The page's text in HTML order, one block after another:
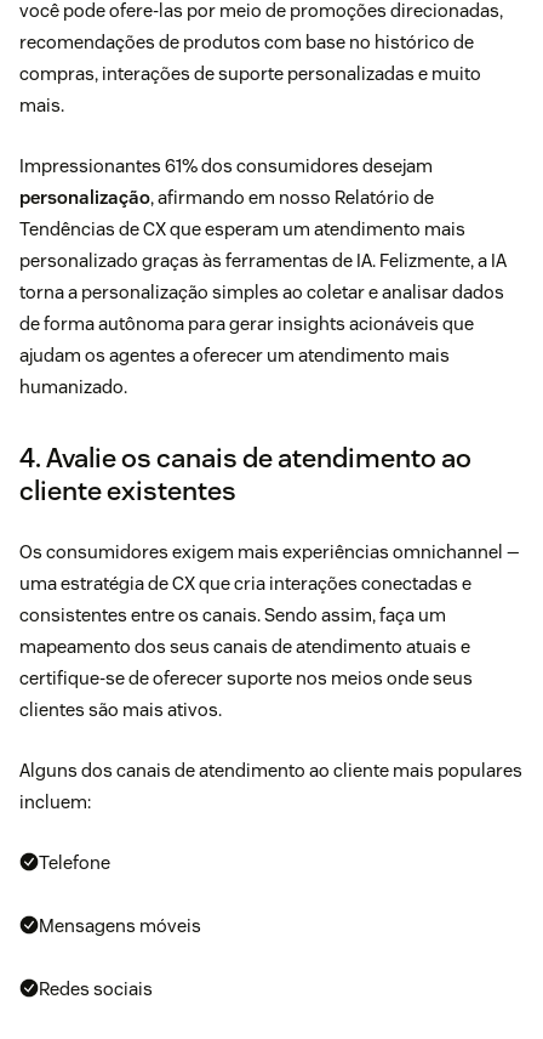
você pode ofere-las por meio de promoções direcionadas,
recomendações de produtos com base no histórico de
compras, interações de suporte personalizadas e muito
mais.
Impressionantes 61% dos consumidores desejam
personalização, afirmando em nosso Relatório de
Tendências de CX que esperam um atendimento mais
personalizado graças às ferramentas de IA. Felizmente, a IA
torna a personalização simples ao coletar e analisar dados
de forma autônoma para gerar insights acionáveis que
ajudam os agentes a oferecer um atendimento mais
humanizado.
4. Avalie os canais de atendimento ao
cliente existentes
Os consumidores exigem mais experiências omnichannel —
uma estratégia de CX que cria interações conectadas e
consistentes entre os canais. Sendo assim, faça um
mapeamento dos seus canais de atendimento atuais e
certifique-se de oferecer suporte nos meios onde seus
clientes são mais ativos.
Alguns dos canais de atendimento ao cliente mais populares
incluem:
Telefone
Mensagens móveis
Redes sociais